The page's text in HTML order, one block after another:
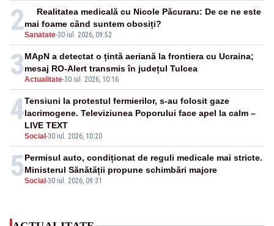
2Sanatate-30 iul. 2026, 09:52
Realitatea medicală cu Nicole Păcuraru: De ce ne este
mai foame când suntem obosiți?
3Actualitate-30 iul. 2026, 10:16
MApN a detectat o țintă aeriană la frontiera cu Ucraina;
mesaj RO-Alert transmis în județul Tulcea
4
Social-30 iul. 2026, 10:20
Tensiuni la protestul fermierilor, s-au folosit gaze
lacrimogene. Televiziunea Poporului face apel la calm –
LIVE TEXT
5Social-30 iul. 2026, 09:31
Permisul auto, condiționat de reguli medicale mai stricte.
Ministerul Sănătății propune schimbări majore